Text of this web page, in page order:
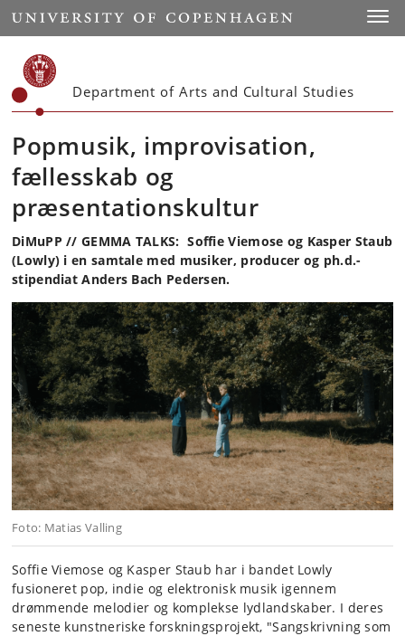
Start
Department of Arts and Cultural Studies
Popmusik, improvisation,
fællesskab og
præsentationskultur
DiMuPP // GEMMA TALKS: Soffie Viemose og Kasper Staub
(Lowly) i en samtale med musiker, producer og ph.d.-
stipendiat Anders Bach Pedersen.
Foto: Matias Valling
Soffie Viemose og Kasper Staub har i bandet Lowly
fusioneret pop, indie og elektronisk musik igennem
drømmende melodier og komplekse lydlandskaber. I deres
seneste kunstneriske forskningsprojekt, "Sangskrivning som